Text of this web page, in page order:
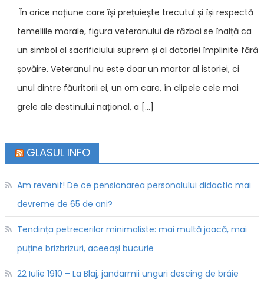
În orice națiune care își prețuiește trecutul și își respectă
temeliile morale, figura veteranului de război se înalță ca
un simbol al sacrificiului suprem și al datoriei împlinite fără
șovăire. Veteranul nu este doar un martor al istoriei, ci
unul dintre făuritorii ei, un om care, în clipele cele mai
grele ale destinului național, a […]
GLASUL INFO
Am revenit! De ce pensionarea personalului didactic mai
devreme de 65 de ani?
Tendința petrecerilor minimaliste: mai multă joacă, mai
puține brizbrizuri, aceeași bucurie
22 Iulie 1910 – La Blaj, jandarmii unguri descing de brâie